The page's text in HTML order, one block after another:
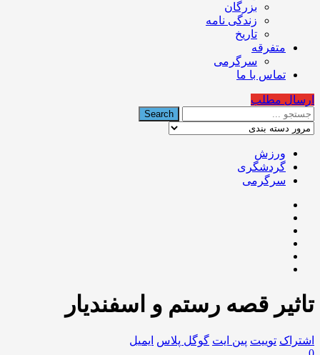
بزرگان
زندگی نامه
تاریخ
متفرقه
سرگرمی
تماس با ما
ارسال مطلب
ورزش
گردشگری
سرگرمی
تاثیر قصه رستم و اسفندیار
اشتراک توییت پین ایت گوگل‌ پلاس ایمیل